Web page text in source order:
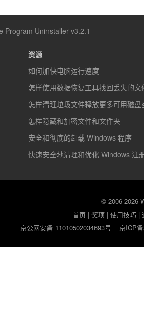
Program Uninstaller v3.2.1
资源
如何加快电脑运行速度
怎样使用数据恢复工具找回丢失的文
怎样清理垃圾文件释放更多可用磁盘
怎样隐藏和加密文件和文件夹
安全和彻底的卸载 Windows 程序
快速安全地清理和优化 Windows 注
© 2006-2026
首页 |奖项 |使用技巧 |
京公网安备 11010502034693号
京ICP